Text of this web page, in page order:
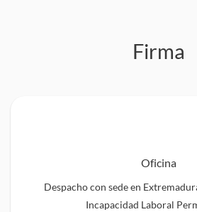
Firma
Oficina
Despacho con sede en
Incapacidad Laboral